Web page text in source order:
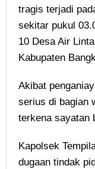
tragis terjadi
sekitar pukul
10 Desa Air
Kabupaten
Akibat
serius di bagian
terkena sayatan
Kapolsek
dugaan tindak